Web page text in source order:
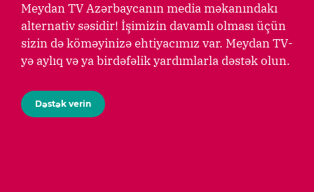
Meydan TV Azərbaycanın media məkanındakı
alternativ səsidir! İşimizin davamlı olması üçün
sizin də köməyinizə ehtiyacımız var. Meydan TV-
yə aylıq və ya birdəfəlik yardımlarla dəstək olun.
Dəstək verin